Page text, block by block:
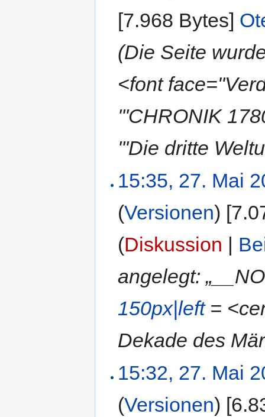
[7.968 Bytes]
(Die Seite
<font
'''CHRONIK
'''Die dritte
15:35, 27. Mai
(Versionen)
(Diskussion |
angelegt:
150px|left=
Dekade des
15:32, 27. Mai
(Versionen)